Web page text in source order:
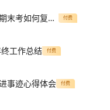
高二文科生期末考如何复习数学 付费
工作总结 付费
事迹心得体会 付费